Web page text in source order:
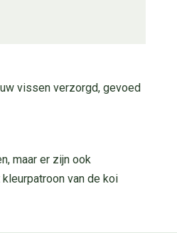
vissen verzorgd, gevoed
maar er zijn ook
van de koi